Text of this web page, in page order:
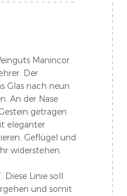
Manincor
Der
Glas nach neun
An der Nase
getragen
eleganter
Geflügel und
widerstehen.
Diese Linie soll
und somit